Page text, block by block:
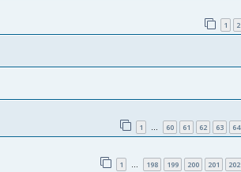
1 2
1 … 60 61 62 63 64
1 … 198 199 200 201 202